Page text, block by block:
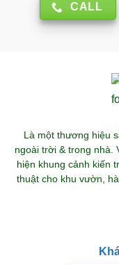
CALL
Là một thương hiệu
ngoài trời & trong nhà.
hiện khung cảnh kiến
thuật cho khu vườn,